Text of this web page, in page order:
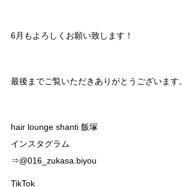
6月もよろしくお願い致します！
最後までご覧いただきありがとうございます。
hair lounge shanti 飯塚
インスタグラム
⇒@016_zukasa.biyou
TikTok